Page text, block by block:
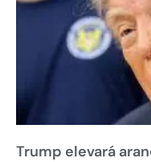
Trump elevará